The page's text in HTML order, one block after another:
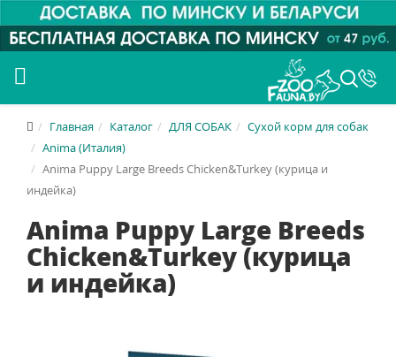
Главная Каталог ДЛЯ СОБАК
Сухой корм для собак
Anima (Италия)
Anima Puppy Large Breeds Chicken&Turkey (курица и
индейка)
Anima Puppy Large Breeds
Chicken&Turkey (курица
и индейка)